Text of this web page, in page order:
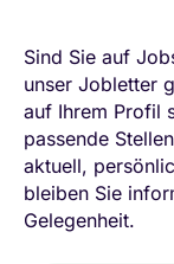
Sind Sie auf
unser Jobletter
auf Ihrem Profil
passende
aktuell,
bleiben Sie
Gelegenheit.